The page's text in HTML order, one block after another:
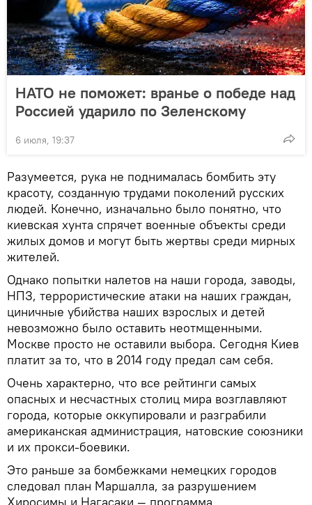
НАТО не поможет: вранье о победе над
Россией ударило по Зеленскому
6 июля, 19:37
Разумеется, рука не поднималась бомбить эту
красоту, созданную трудами поколений русских
людей. Конечно, изначально было понятно, что
киевская хунта спрячет военные объекты среди
жилых домов и могут быть жертвы среди мирных
жителей.
Однако попытки налетов на наши города, заводы,
НПЗ, террористические атаки на наших граждан,
циничные убийства наших взрослых и детей
невозможно было оставить неотмщенными.
Москве просто не оставили выбора. Сегодня Киев
платит за то, что в 2014 году предал сам себя.
Очень характерно, что все рейтинги самых
опасных и несчастных столиц мира возглавляют
города, которые оккупировали и разграбили
американская администрация, натовские союзники
и их прокси-боевики.
Это раньше за бомбежками немецких городов
следовал план Маршалла, за разрушением
Хиросимы и Нагасаки — программа